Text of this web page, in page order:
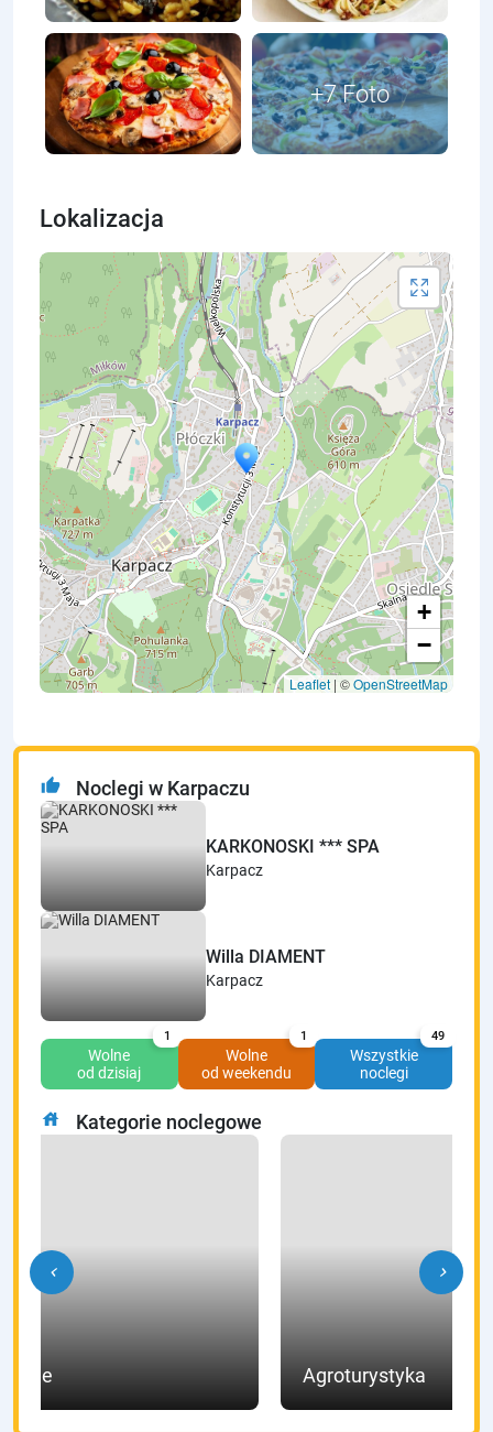
Lokalizacja
+
−
Leaflet | ©OpenStreetMap
thumb_up Noclegi w Karpaczu
KARKONOSKI *** SPA
Karpacz
Willa DIAMENT
Karpacz
Wolne
od dzisiaj
1
Wolne
od weekendu
1
Wszystkie
noclegi
49
house Kategorie noclegowe
Agroturystyka
chevron_left chevron_right